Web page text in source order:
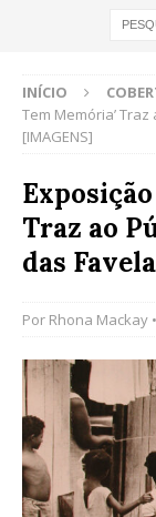
INÍCIO
Tem Memória’
[IMAGENS]
Exposição
Traz ao
das
Por Rhona Mackay